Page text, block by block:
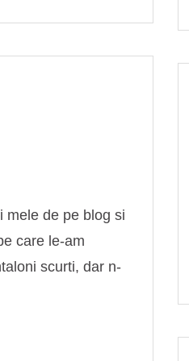
mele de pe blog si
care le-am
scurti, dar n-